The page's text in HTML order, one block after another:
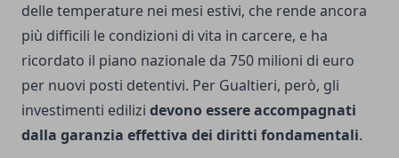
delle temperature nei mesi estivi, che rende ancora
più difficili le condizioni di vita in carcere, e ha
ricordato il piano nazionale da 750 milioni di euro
per nuovi posti detentivi. Per Gualtieri, però, gli
investimenti edilizi devono essere accompagnati
dalla garanzia effettiva dei diritti fondamentali.